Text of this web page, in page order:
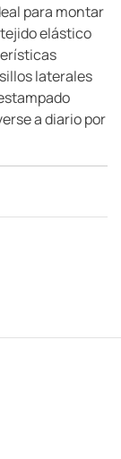
para montar
elástico
laterales
a diario por